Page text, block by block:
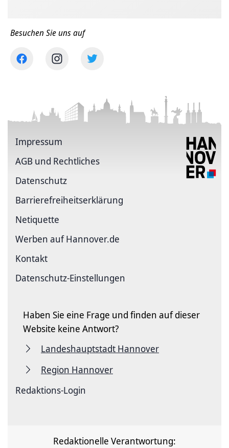
Besuchen Sie uns auf
Impressum
AGB und Rechtliches
Datenschutz
Barriere­freiheits­erklärung
Netiquette
Werben auf Hannover.de
Kontakt
Datenschutz-Einstellungen
Haben Sie eine Frage und finden auf dieser
Website keine Antwort?
Landeshauptstadt Hannover
Region Hannover
Redaktions-Login
Redaktionelle Verantwortung: